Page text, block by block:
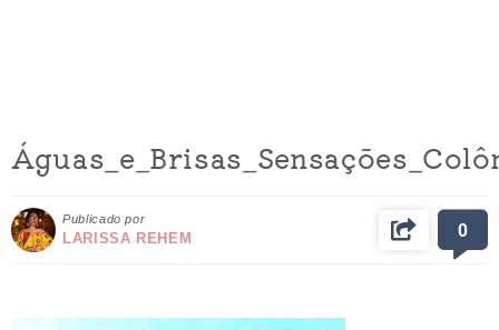
Publicado por
LARISSA REHEM 0